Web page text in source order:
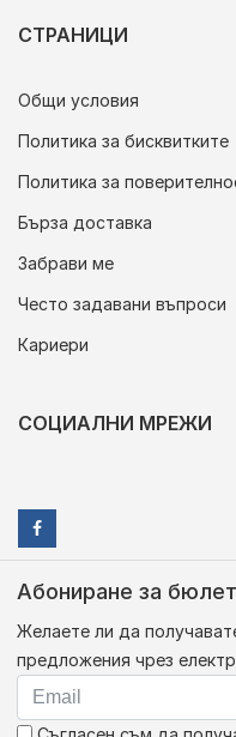
СТРАНИЦИ
Общи условия
Политика за бисквитките
Политика за
Бърза доставка
Забрави ме
Често задавани въпроси
Кариери
СОЦИАЛНИ МРЕЖИ
Абониране за
Желаете ли да
предложения чрез